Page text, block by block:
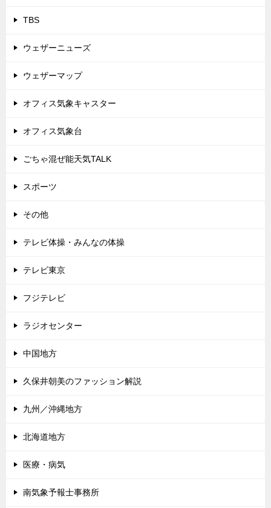
TBS
ウェザーニューズ
ウェザーマップ
オフィス気象キャスター
オフィス気象台
ごちゃ混ぜ能天気TALK
スポーツ
その他
テレビ体操・みんなの体操
テレビ東京
フジテレビ
ラジオセンター
中国地方
久保井朝美のファッション解説
九州／沖縄地方
北海道地方
医療・病気
南気象予報士事務所